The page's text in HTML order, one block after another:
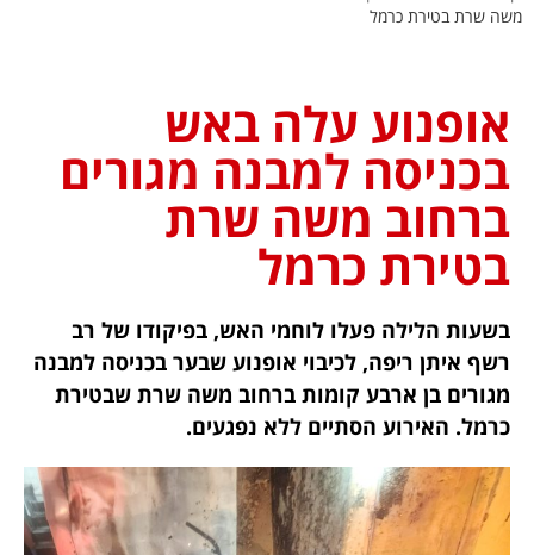
משה שרת בטירת כרמל
אופנוע עלה באש
בכניסה למבנה מגורים
ברחוב משה שרת
בטירת כרמל
בשעות הלילה פעלו לוחמי האש, בפיקודו של רב
רשף איתן ריפה, לכיבוי אופנוע שבער בכניסה למבנה
מגורים בן ארבע קומות ברחוב משה שרת שבטירת
כרמל. האירוע הסתיים ללא נפגעים.